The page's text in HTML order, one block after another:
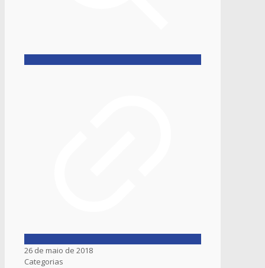
26 de maio de 2018
Categorias